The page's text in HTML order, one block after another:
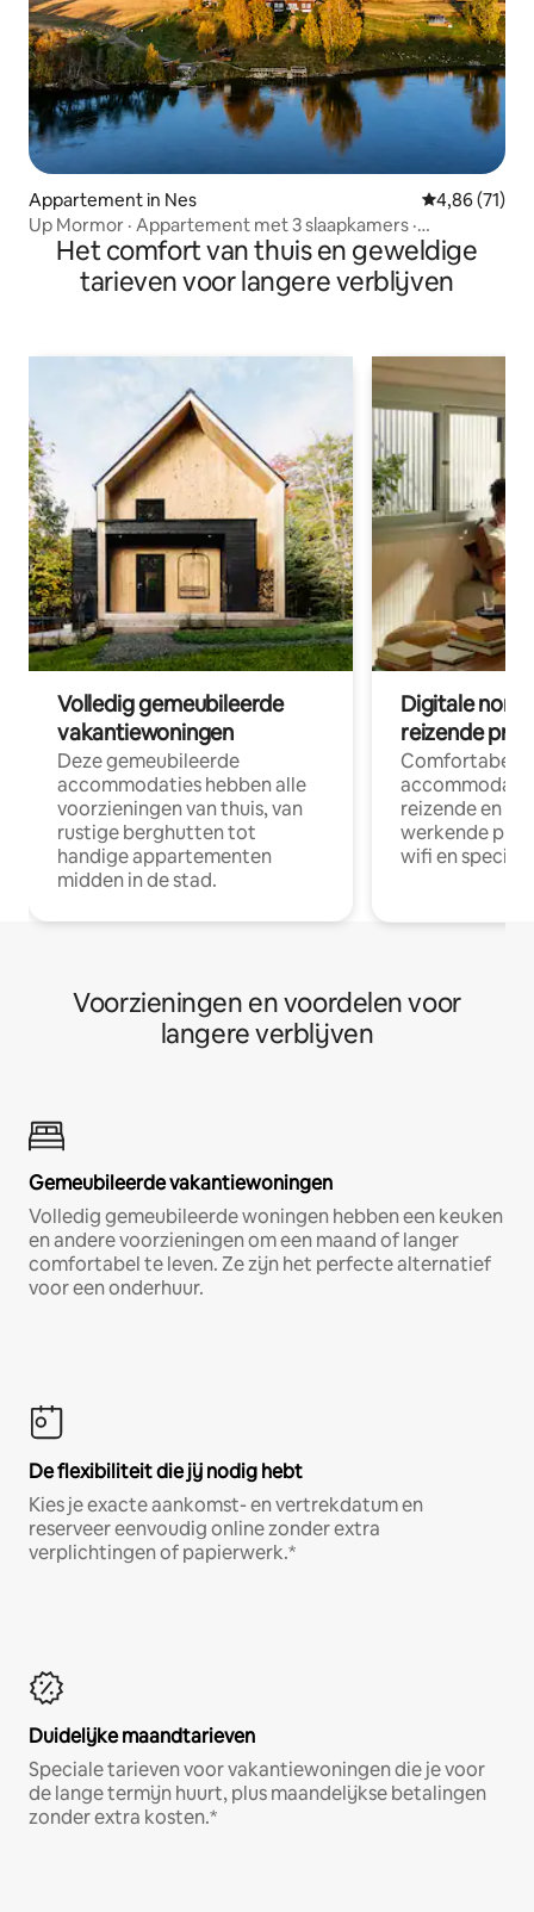
Appartement in Nes Gemiddelde
4,86 (71)
Up Mormor · Appartement met 3 slaapkamers ·
WonderInn Riverside
Het comfort van thuis en geweldige
tarieven voor langere verblijven
Volledig gemeubileerde
vakantiewoningen
Deze gemeubileerde
accommodaties hebben alle
voorzieningen van thuis, van
rustige berghutten tot
handige appartementen
midden in de stad.
Digitale
reizende
Comfortabele
reizende en
werkende
wifi en
Voorzieningen en voordelen voor
langere verblijven
Gemeubileerde vakantiewoningen
Volledig gemeubileerde woningen hebben een keuken
en andere voorzieningen om een maand of langer
comfortabel te leven. Ze zijn het perfecte alternatief
voor een onderhuur.
De flexibiliteit die jij nodig hebt
Kies je exacte aankomst- en vertrekdatum en
reserveer eenvoudig online zonder extra
verplichtingen of papierwerk.*
Duidelijke maandtarieven
Speciale tarieven voor vakantiewoningen die je voor
de lange termijn huurt, plus maandelijkse betalingen
zonder extra kosten.*